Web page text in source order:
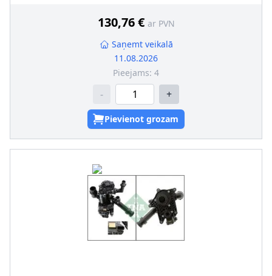
130,76 € ar PVN
Saņemt veikalā
11.08.2026
Pieejams: 4
- +
Pievienot grozam